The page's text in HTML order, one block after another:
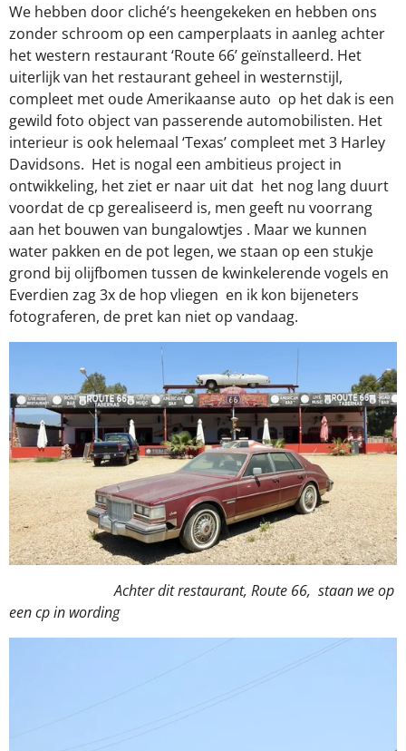
We hebben door cliché’s heengekeken en hebben ons
zonder schroom op een camperplaats in aanleg achter
het western restaurant ‘Route 66’ geïnstalleerd. Het
uiterlijk van het restaurant geheel in westernstijl,
compleet met oude Amerikaanse auto op het dak is een
gewild foto object van passerende automobilisten. Het
interieur is ook helemaal ‘Texas’ compleet met 3 Harley
Davidsons. Het is nogal een ambitieus project in
ontwikkeling, het ziet er naar uit dat het nog lang duurt
voordat de cp gerealiseerd is, men geeft nu voorrang
aan het bouwen van bungalowtjes . Maar we kunnen
water pakken en de pot legen, we staan op een stukje
grond bij olijfbomen tussen de kwinkelerende vogels en
Everdien zag 3x de hop vliegen en ik kon bijeneters
fotograferen, de pret kan niet op vandaag.
Achter dit restaurant, Route 66, staan we op
een cp in wording